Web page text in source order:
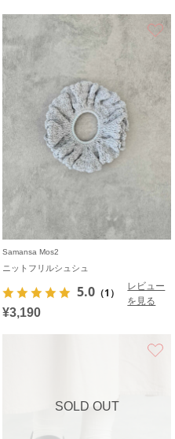
お気に入り
Samansa Mos2
ニットフリルシュシュ
5.0 （1）
レビュー
を見る
¥3,190
SOLD OUT